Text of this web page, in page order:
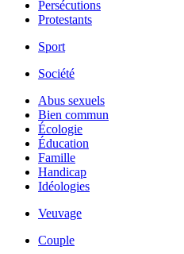
Persécutions
Protestants
Sport
Société
Abus sexuels
Bien commun
Écologie
Éducation
Famille
Handicap
Idéologies
Veuvage
Couple